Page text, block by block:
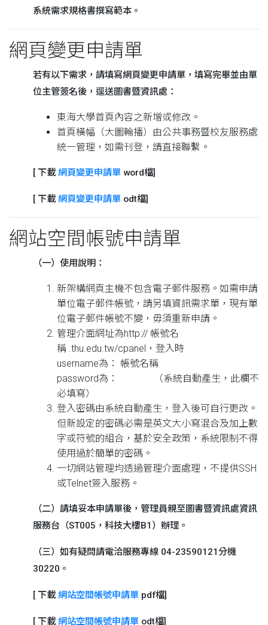
系統需求規格書撰寫範本。
網頁變更申請單
若有以下需求，請填寫網頁變更申請單，填寫完畢並由單
位主管簽名後，逕送圖書暨資訊處：
東海大學首頁內容之新增或修改。
首頁橫幅（大圖輪播）由公共事務暨校友服務處
統一管理，如需刊登，請直接聯繫。
[ 下載網頁變更申請單 word檔]
[ 下載網頁變更申請單 odt檔]
網站空間帳號申請單
（一）使用說明：
新架構網頁主機不包含電子郵件服務。如需申請
單位電子郵件帳號，請另填資訊需求單，現有單
位電子郵件帳號不變，毋須重新申請。
管理介面網址為http:// 帳號名
稱 .thu.edu.tw/cpanel，登入時
username為： 帳號名稱
password為： （系統自動產生，此欄不
必填寫）
登入密碼由系統自動產生，登入後可自行更改。
但新設定的密碼必需是英文大小寫混合及加上數
字或符號的組合，基於安全政策，系統限制不得
使用過於簡單的密碼。
一切網站管理均透過管理介面處理，不提供SSH
或Telnet簽入服務。
（二）請填妥本申請單後，管理員親至圖書暨資訊處資訊
服務台（ST005，科技大樓B1）辦理。
（三）如有疑問請電洽服務專線 04-23590121分機
30220。
[ 下載網站空間帳號申請單 pdf檔]
[ 下載網站空間帳號申請單 odt檔]